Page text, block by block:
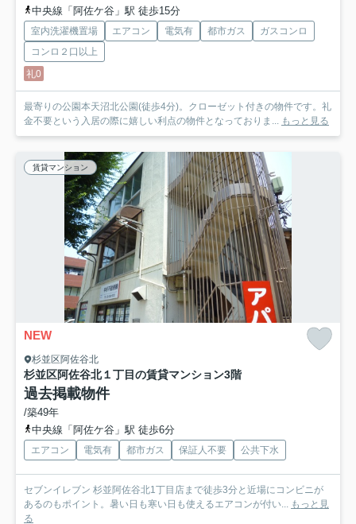
中央線「阿佐ケ谷」駅 徒歩15分
室内洗濯機置場 エアコン 電気有 都市ガス
ガスコンロ
コンロ２口以上
礼0
最寄りの公園本天沼北公園(徒歩4分)。クローゼット付きの物件です。礼
金不要という入居の際に嬉しい利点の物件となっておりま...
もっと見る
賃貸マンション
NEW
杉並区阿佐谷北
杉並区阿佐谷北１丁目の賃貸マンション3階
過去掲載物件
/築49年
中央線「阿佐ケ谷」駅 徒歩6分
エアコン 電気有 都市ガス 保証人不要 公共下水
セブンイレブン 杉並阿佐谷北1丁目店まで徒歩3分と近場にコンビニが
あるのもポイント。暑い日も寒い日も使えるエアコンが付い...
もっと見
る